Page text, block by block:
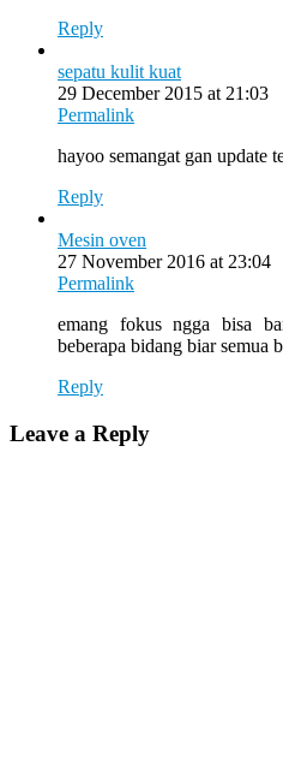
Reply
sepatu kulit kuat
29 December 2015 at 21:03
Permalink
hayoo semangat gan update
Reply
Mesin oven
27 November 2016 at 23:04
Permalink
emang fokus ngga bisa
beberapa bidang biar semua
Reply
Leave a Reply